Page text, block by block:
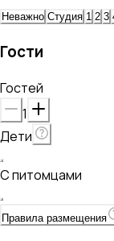
Неважно Студия 1 2 3
Гости
Гостей
1
Дети
С питомцами
Правила размещения